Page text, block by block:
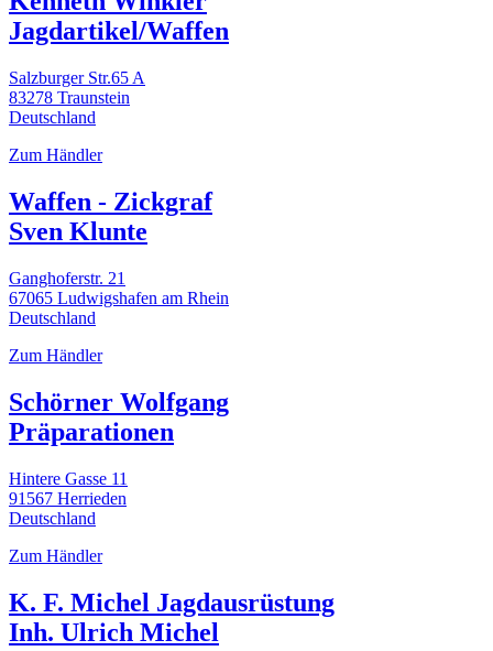
Jagdartikel/Waffen
Salzburger Str.65 A
83278 Traunstein
Deutschland
Zum Händler
Waffen - Zickgraf
Sven Klunte
Ganghoferstr. 21
67065 Ludwigshafen am Rhein
Deutschland
Zum Händler
Schörner Wolfgang
Präparationen
Hintere Gasse 11
91567 Herrieden
Deutschland
Zum Händler
K. F. Michel Jagdausrüstung
Inh. Ulrich Michel